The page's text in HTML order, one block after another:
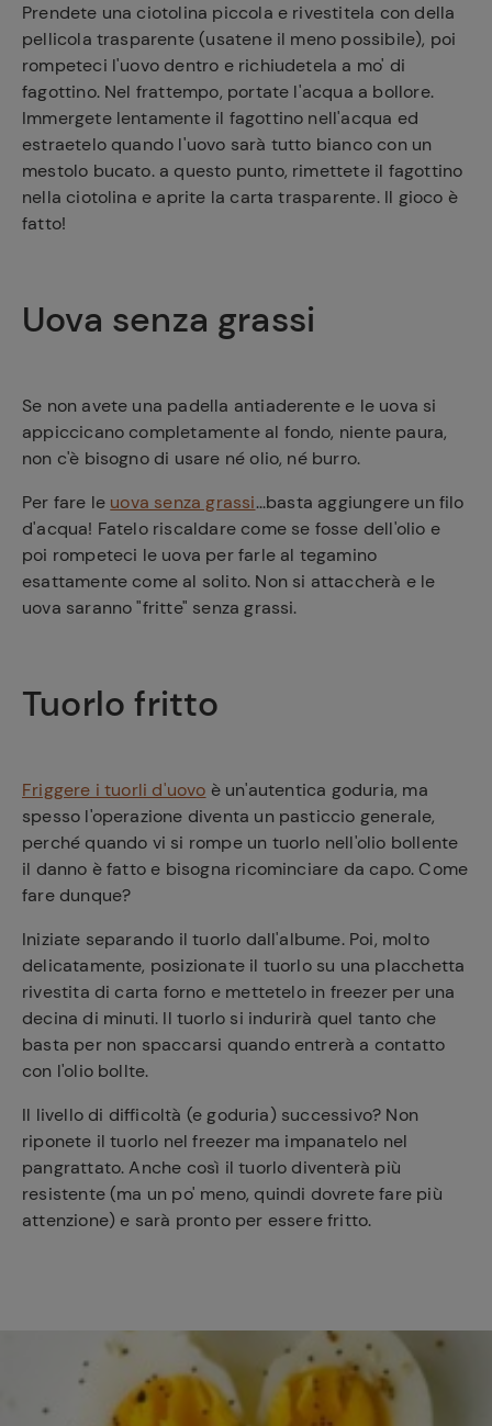
Prendete una ciotolina piccola e rivestitela con della
pellicola trasparente (usatene il meno possibile), poi
rompeteci l'uovo dentro e richiudetela a mo' di
fagottino. Nel frattempo, portate l'acqua a bollore.
Immergete lentamente il fagottino nell'acqua ed
estraetelo quando l'uovo sarà tutto bianco con un
mestolo bucato. a questo punto, rimettete il fagottino
nella ciotolina e aprite la carta trasparente. Il gioco è
fatto!
Uova senza grassi
Se non avete una padella antiaderente e le uova si
appiccicano completamente al fondo, niente paura,
non c'è bisogno di usare né olio, né burro.
Per fare le uova senza grassi...basta aggiungere un filo
d'acqua! Fatelo riscaldare come se fosse dell'olio e
poi rompeteci le uova per farle al tegamino
esattamente come al solito. Non si attaccherà e le
uova saranno "fritte" senza grassi.
Tuorlo fritto
Friggere i tuorli d'uovo è un'autentica goduria, ma
spesso l'operazione diventa un pasticcio generale,
perché quando vi si rompe un tuorlo nell'olio bollente
il danno è fatto e bisogna ricominciare da capo. Come
fare dunque?
Iniziate separando il tuorlo dall'albume. Poi, molto
delicatamente, posizionate il tuorlo su una placchetta
rivestita di carta forno e mettetelo in freezer per una
decina di minuti. Il tuorlo si indurirà quel tanto che
basta per non spaccarsi quando entrerà a contatto
con l'olio bollte.
Il livello di difficoltà (e goduria) successivo? Non
riponete il tuorlo nel freezer ma impanatelo nel
pangrattato. Anche così il tuorlo diventerà più
resistente (ma un po' meno, quindi dovrete fare più
attenzione) e sarà pronto per essere fritto.